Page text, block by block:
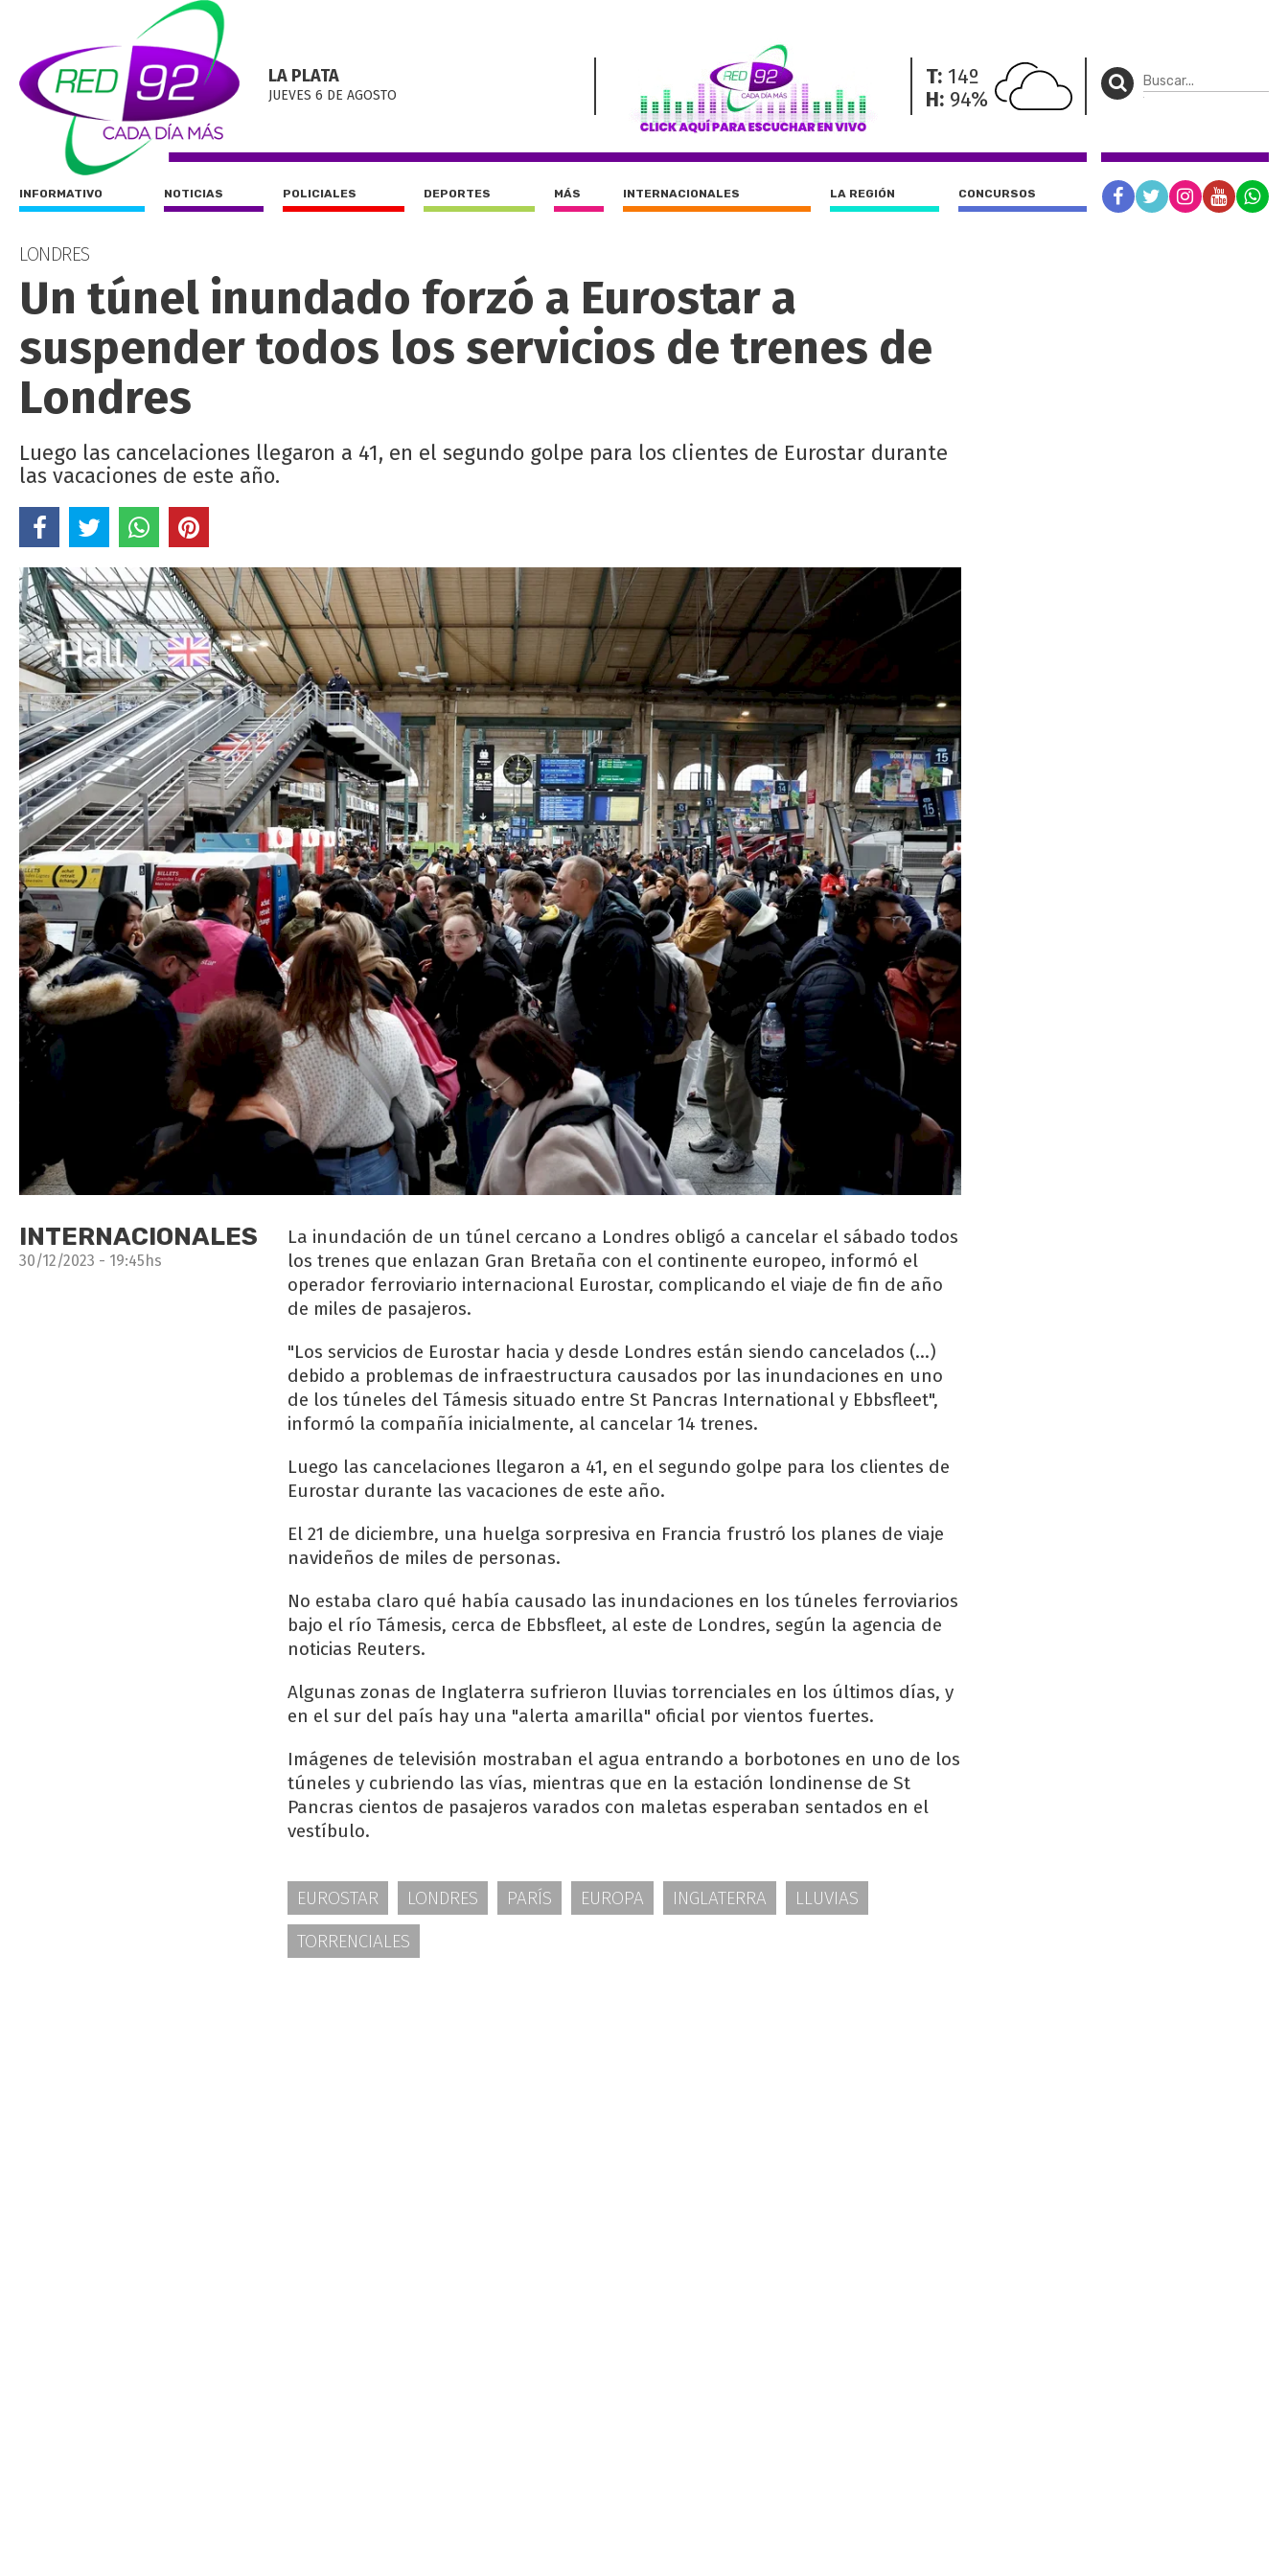
LA PLATA
JUEVES 6 DE AGOSTO
T: 14º
H: 94%
INFORMATIVO NOTICIAS POLICIALES DEPORTES MÁS INTERNACIONALES LA REGIÓN CONCURSOS
LONDRES
Un túnel inundado forzó a Eurostar a
suspender todos los servicios de trenes de
Londres
Luego las cancelaciones llegaron a 41, en el segundo golpe para los clientes de Eurostar durante
las vacaciones de este año.
INTERNACIONALES
30/12/2023 - 19:45hs
La inundación de un túnel cercano a Londres obligó a cancelar el sábado todos
los trenes que enlazan Gran Bretaña con el continente europeo, informó el
operador ferroviario internacional Eurostar, complicando el viaje de fin de año
de miles de pasajeros.
"Los servicios de Eurostar hacia y desde Londres están siendo cancelados (...)
debido a problemas de infraestructura causados por las inundaciones en uno
de los túneles del Támesis situado entre St Pancras International y Ebbsfleet",
informó la compañía inicialmente, al cancelar 14 trenes.
Luego las cancelaciones llegaron a 41, en el segundo golpe para los clientes de
Eurostar durante las vacaciones de este año.
El 21 de diciembre, una huelga sorpresiva en Francia frustró los planes de viaje
navideños de miles de personas.
No estaba claro qué había causado las inundaciones en los túneles ferroviarios
bajo el río Támesis, cerca de Ebbsfleet, al este de Londres, según la agencia de
noticias Reuters.
Algunas zonas de Inglaterra sufrieron lluvias torrenciales en los últimos días, y
en el sur del país hay una "alerta amarilla" oficial por vientos fuertes.
Imágenes de televisión mostraban el agua entrando a borbotones en uno de los
túneles y cubriendo las vías, mientras que en la estación londinense de St
Pancras cientos de pasajeros varados con maletas esperaban sentados en el
vestíbulo.
EUROSTAR LONDRES PARÍS EUROPA INGLATERRA
LLUVIAS
TORRENCIALES